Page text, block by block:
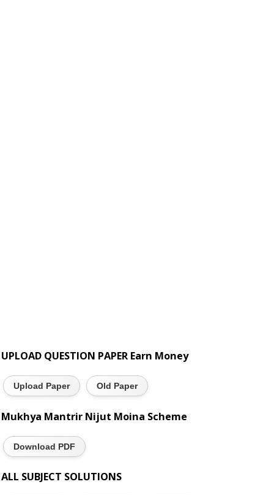
UPLOAD QUESTION PAPER Earn Money
Upload Paper Old Paper
Mukhya Mantrir Nijut Moina Scheme
Download PDF
ALL SUBJECT SOLUTIONS